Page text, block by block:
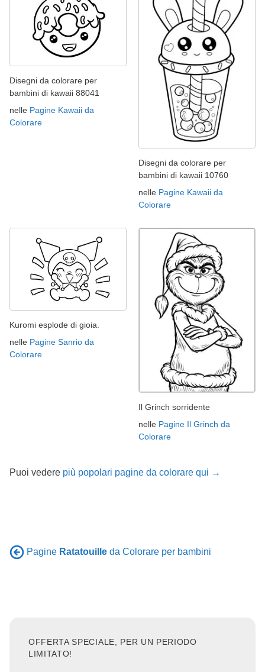
Disegni da colorare per
bambini di kawaii 88041
nelle Pagine Kawaii da
Colorare
Disegni da colorare per
bambini di kawaii 10760
nelle Pagine Kawaii da
Colorare
Kuromi esplode di gioia.
nelle Pagine Sanrio da
Colorare
Il Grinch sorridente
nelle Pagine Il Grinch da
Colorare
Puoi vedere più popolari pagine da colorare qui →
Pagine Ratatouille da Colorare per bambini
OFFERTA SPECIALE, PER UN PERIODO
LIMITATO!